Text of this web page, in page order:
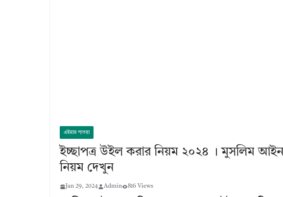
এইমাত্র পাওয়া
ইচ্ছাপত্র উইল করার নিয়ম ২০২৪ । মুসলিম
নিয়ম দেখুন
Jan 29, 2024 Admin 816 Views